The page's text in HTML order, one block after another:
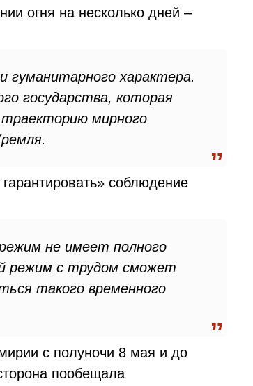
огня на несколько дней –
гуманитарного характера.
государства, которая
мирного
соблюдение
не имеет полного
режим с трудом сможет
такого временного
с полуночи 8 мая и до
пообещала